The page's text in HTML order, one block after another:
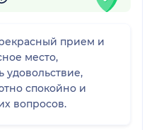
прием и
место,
спокойно и
вопросов.